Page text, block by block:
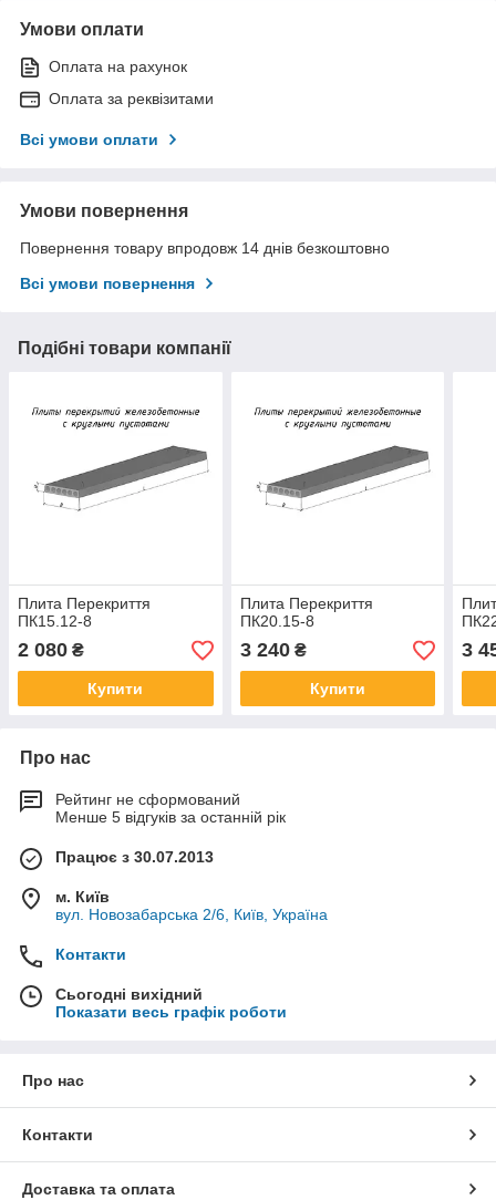
Умови оплати
Оплата на рахунок
Оплата за реквізитами
Всі умови оплати
Умови повернення
Повернення товару впродовж 14 днів безкоштовно
Всі умови повернення
Подібні товари компанії
Плита Перекриття
ПК15.12-8
2 080 ₴
Купити
Плита Перекриття
ПК20.15-8
3 240₴
Купити
3
Про нас
Рейтинг не сформований
Менше 5 відгуків за останній рік
Працює з 30.07.2013
м. Київ
вул. Новозабарська 2/6, Київ, Україна
Контакти
Сьогодні вихідний
Показати весь графік роботи
Про нас
Контакти
Доставка та оплата